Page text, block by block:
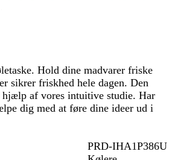
Hold dine madvarer friske
sikrer friskhed hele dagen. Den
af vores intuitive studie. Har
dig med at føre dine ideer ud i
PRD-IHA1P386U